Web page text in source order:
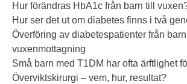
Hur förändras HbA1c från barn till
Hur ser det ut om diabetes finns i två
Överföring av diabetespatienter från barn
vuxenmottagning
Små barn med T1DM har ofta ärftlighet
Överviktskirurgi – vem, hur, resultat?